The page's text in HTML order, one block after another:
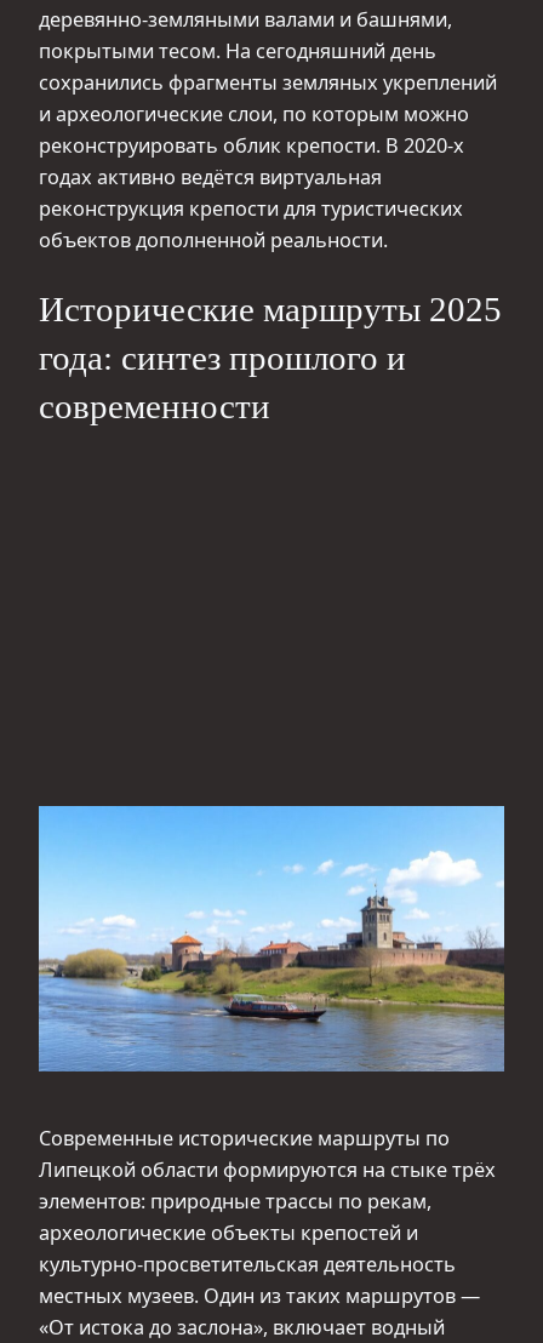
деревянно-земляными валами и башнями,
покрытыми тесом. На сегодняшний день
сохранились фрагменты земляных укреплений
и археологические слои, по которым можно
реконструировать облик крепости. В 2020-х
годах активно ведётся виртуальная
реконструкция крепости для туристических
объектов дополненной реальности.
Исторические маршруты 2025
года: синтез прошлого и
современности
Современные исторические маршруты по
Липецкой области формируются на стыке трёх
элементов: природные трассы по рекам,
археологические объекты крепостей и
культурно-просветительская деятельность
местных музеев. Один из таких маршрутов —
«От истока до заслона», включает водный